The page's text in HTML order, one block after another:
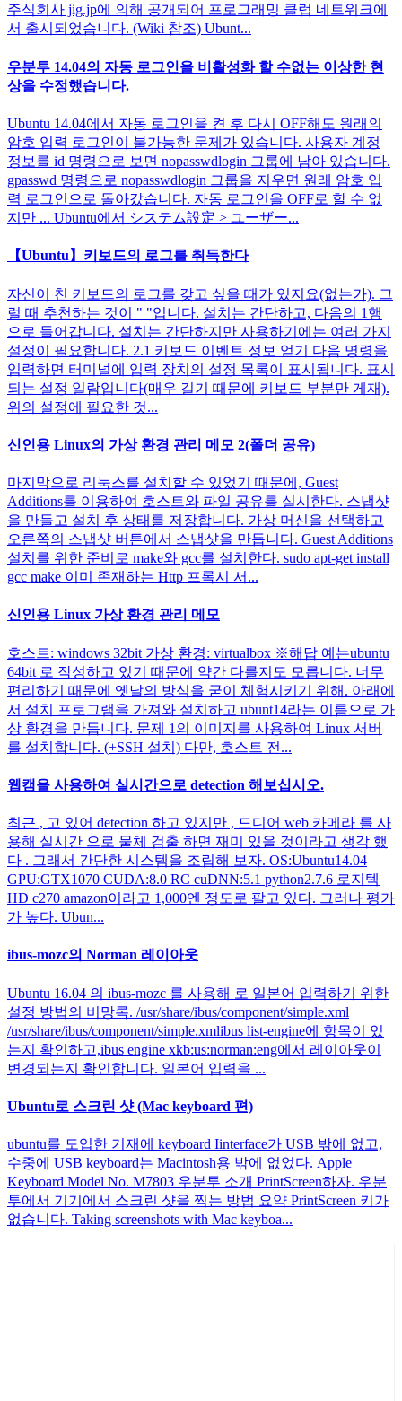
주식회사 jig.jp에 의해 공개되어 프로그래밍 클럽 네트워크에
서 출시되었습니다. (Wiki 참조) Ubunt...
우분투 14.04의 자동 로그인을 비활성화 할 수없는 이상한 현
상을 수정했습니다.
Ubuntu 14.04에서 자동 로그인을 켠 후 다시 OFF해도 원래의
암호 입력 로그인이 불가능한 문제가 있습니다. 사용자 계정
정보를 id 명령으로 보면 nopasswdlogin 그룹에 남아 있습니다.
gpasswd 명령으로 nopasswdlogin 그룹을 지우면 원래 암호 입
력 로그인으로 돌아갔습니다. 자동 로그인을 OFF로 할 수 없
지만 ... Ubuntu에서 システム設定 > ユーザー...
【Ubuntu】키보드의 로그를 취득한다
자신이 친 키보드의 로그를 갖고 싶을 때가 있지요(없는가). 그
럴 때 추천하는 것이 " "입니다. 설치는 간단하고, 다음의 1행
으로 들어갑니다. 설치는 간단하지만 사용하기에는 여러 가지
설정이 필요합니다. 2.1 키보드 이벤트 정보 얻기 다음 명령을
입력하면 터미널에 입력 장치의 설정 목록이 표시됩니다. 표시
되는 설정 일람입니다(매우 길기 때문에 키보드 부분만 게재).
위의 설정에 필요한 것...
신인용 Linux의 가상 환경 관리 메모 2(폴더 공유)
마지막으로 리눅스를 설치할 수 있었기 때문에, Guest
Additions를 이용하여 호스트와 파일 공유를 실시한다. 스냅샷
을 만들고 설치 후 상태를 저장합니다. 가상 머신을 선택하고
오른쪽의 스냅샷 버튼에서 스냅샷을 만듭니다. Guest Additions
설치를 위한 준비로 make와 gcc를 설치한다. sudo apt-get install
gcc make 이미 존재하는 Http 프록시 서...
신인용 Linux 가상 환경 관리 메모
호스트: windows 32bit 가상 환경: virtualbox ※해답 예는ubuntu
64bit 로 작성하고 있기 때문에 약간 다를지도 모릅니다. 너무
편리하기 때문에 옛날의 방식을 굳이 체험시키기 위해. 아래에
서 설치 프로그램을 가져와 설치하고 ubunt14라는 이름으로 가
상 환경을 만듭니다. 문제 1의 이미지를 사용하여 Linux 서버
를 설치합니다. (+SSH 설치) 다만, 호스트 전...
웹캠을 사용하여 실시간으로 detection 해보십시오.
최근 , 고 있어 detection 하고 있지만 , 드디어 web 카메라 를 사
용해 실시간 으로 물체 검출 하면 재미 있을 것이라고 생각 했
다 . 그래서 간단한 시스템을 조립해 보자. OS:Ubuntu14.04
GPU:GTX1070 CUDA:8.0 RC cuDNN:5.1 python2.7.6 로지텍
HD c270 amazon이라고 1,000엔 정도로 팔고 있다. 그러나 평가
가 높다. Ubun...
ibus-mozc의 Norman 레이아웃
Ubuntu 16.04 의 ibus-mozc 를 사용해 로 일본어 입력하기 위한
설정 방법의 비망록. /usr/share/ibus/component/simple.xml
/usr/share/ibus/component/simple.xmlibus list-engine에 항목이 있
는지 확인하고,ibus engine xkb:us:norman:eng에서 레이아웃이
변경되는지 확인합니다. 일본어 입력을 ...
Ubuntu로 스크린 샷 (Mac keyboard 편)
ubuntu를 도입한 기재에 keyboard Iinterface가 USB 밖에 없고,
수중에 USB keyboard는 Macintosh용 밖에 없었다. Apple
Keyboard Model No. M7803 우분투 소개 PrintScreen하자. 우분
투에서 기기에서 스크린 샷을 찍는 방법 요약 PrintScreen 키가
없습니다. Taking screenshots with Mac keyboa...